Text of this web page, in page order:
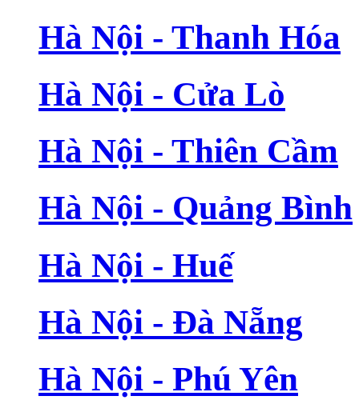
Hà Nội - Thanh Hóa
Hà Nội - Cửa Lò
Hà Nội - Thiên Cầm
Hà Nội - Quảng Bình
Hà Nội - Huế
Hà Nội - Đà Nẵng
Hà Nội - Phú Yên